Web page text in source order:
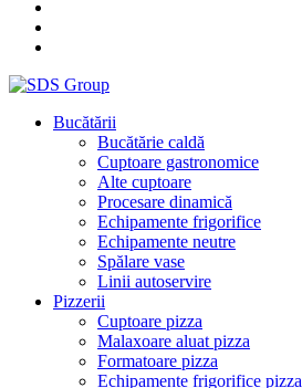
Bucătării
Bucătărie caldă
Cuptoare gastronomice
Alte cuptoare
Procesare dinamică
Echipamente frigorifice
Echipamente neutre
Spălare vase
Linii autoservire
Pizzerii
Cuptoare pizza
Malaxoare aluat pizza
Formatoare pizza
Echipamente frigorifice pizza